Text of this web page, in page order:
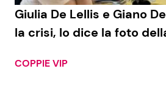
Giulia De Lellis e Giano
la crisi, lo dice la foto
COPPIE VIP